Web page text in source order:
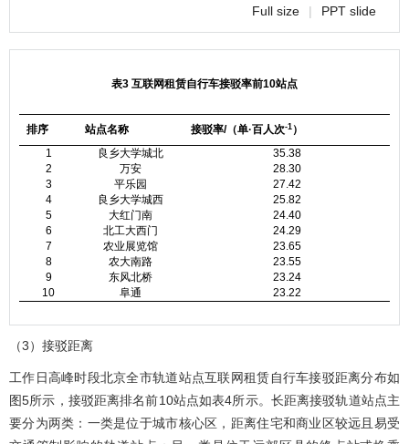
Full size | PPT slide
表3 互联网租赁自行车接驳率前10站点
排序 站点名称 接驳率/（单·百人次-1 ）
1
良乡大学城北
35.38
2
万安
28.30
3
平乐园
27.42
4
良乡大学城西
25.82
5
大红门南
24.40
6
北工大西门
24.29
7
农业展览馆
23.65
8
农大南路
23.55
9
东风北桥
23.24
10
阜通 23.22
（3）接驳距离
工作日高峰时段北京全市轨道站点互联网租赁自行车接驳距离分布如
图5所示，接驳距离排名前10站点如表4所示。长距离接驳轨道站点主
要分为两类：一类是位于城市核心区，距离住宅和商业区较远且易受